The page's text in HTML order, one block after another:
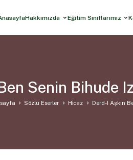
Hakkımızda Eğitim Sınıflarımız
Senin Bihude
Sözlü Eserler Hi̇caz Derd-I Aşkın